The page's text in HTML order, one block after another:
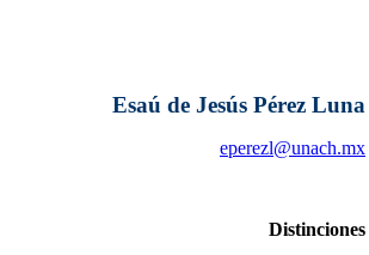
Esaú de Jesús Pérez Luna
eperezl@unach.mx
Distinciones